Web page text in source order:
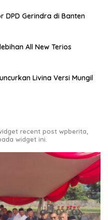
DPD Gerindra di Banten
All New Terios
Livina Versi Mungil
recent post wpberita,
widget ini.